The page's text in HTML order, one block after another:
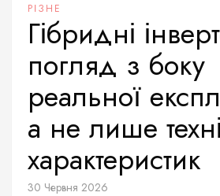
РІЗНЕ
Гібридні
погляд з боку
реальної
а не лише
характеристик
30 Червня 2026